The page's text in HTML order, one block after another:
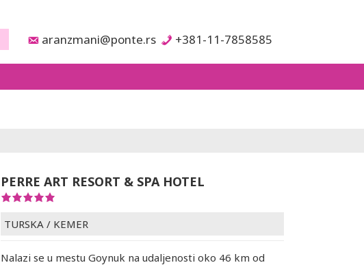
aranzmani@ponte.rs +381-11-7858585
PERRE ART RESORT & SPA HOTEL
TURSKA / KEMER
Nalazi se u mestu Goynuk na udaljenosti oko 46 km od